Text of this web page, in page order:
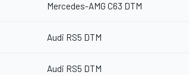
Mercedes-AMG C63 DTM
Audi RS5 DTM
Audi RS5 DTM